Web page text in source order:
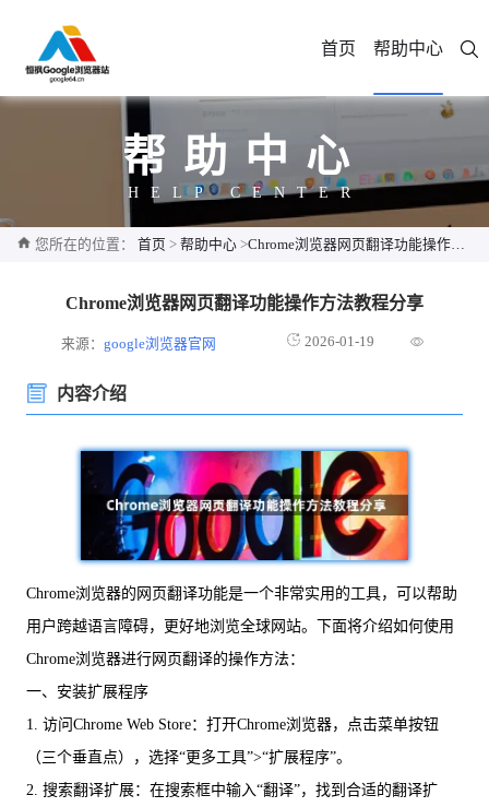
首页 帮助中心
帮助中心
HELP CENTER
您所在的位置： 首页 > 帮助中心 >Chrome浏览器网页翻译功能操作方法教程分享
Chrome浏览器网页翻译功能操作方法教程分享
来源：google浏览器官网 2026-01-19
内容介绍
Chrome浏览器的网页翻译功能是一个非常实用的工具，可以帮助
用户跨越语言障碍，更好地浏览全球网站。下面将介绍如何使用
Chrome浏览器进行网页翻译的操作方法：
一、安装扩展程序
1. 访问Chrome Web Store：打开Chrome浏览器，点击菜单按钮
（三个垂直点），选择“更多工具”>“扩展程序”。
2. 搜索翻译扩展：在搜索框中输入“翻译”，找到合适的翻译扩